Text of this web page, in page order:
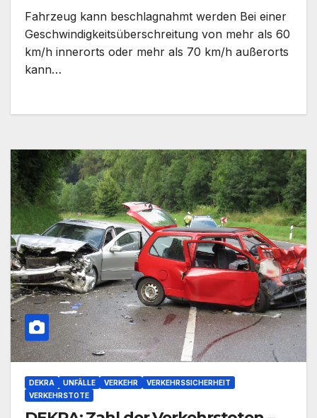
Fahrzeug kann beschlagnahmt werden Bei einer
Geschwindigkeitsüberschreitung von mehr als 60
km/h innerorts oder mehr als 70 km/h außerorts
kann…
DEKRA UNFÄLLE VERKEHR
VERKEHRSSICHERHEIT
VERKEHRSTOTE